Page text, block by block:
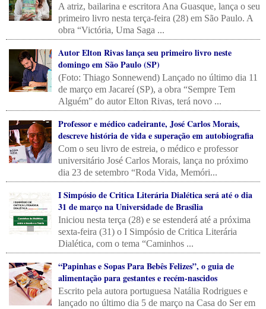
A atriz, bailarina e escritora Ana Guasque, lança o seu
primeiro livro nesta terça-feira (28) em São Paulo. A
obra “Victória, Uma Saga ...
Autor Elton Rivas lança seu primeiro livro neste
domingo em São Paulo (SP)
(Foto: Thiago Sonnewend) Lançado no último dia 11
de março em Jacareí (SP), a obra “Sempre Tem
Alguém” do autor Elton Rivas, terá novo ...
Professor e médico cadeirante, José Carlos Morais,
descreve história de vida e superação em autobiografia
Com o seu livro de estreia, o médico e professor
universitário José Carlos Morais, lança no próximo
dia 23 de setembro “Roda Vida, Memóri...
I Simpósio de Critica Literária Dialética será até o dia
31 de março na Universidade de Brasília
Iniciou nesta terça (28) e se estenderá até a próxima
sexta-feira (31) o I Simpósio de Critica Literária
Dialética, com o tema “Caminhos ...
“Papinhas e Sopas Para Bebês Felizes”, o guia de
alimentação para gestantes e recém-nascidos
Escrito pela autora portuguesa Natália Rodrigues e
lançado no último dia 5 de março na Casa do Ser em